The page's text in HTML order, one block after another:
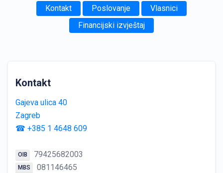
Kontakt Poslovanje
Vlasnici
Financijski izvještaj
Kontakt
Gajeva ulica 40
Zagreb
☎ +385 1 4648 609
OIB 79425682003
MBS 081146465